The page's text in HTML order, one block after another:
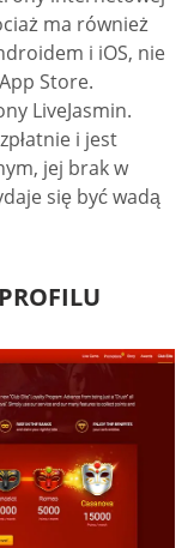
ma również
i iOS, nie
Store.
LiveJasmin.
i jest
jej brak w
się być wadą